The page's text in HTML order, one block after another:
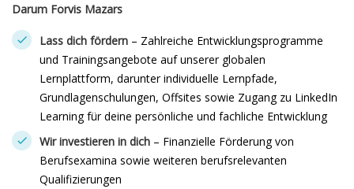
Darum Forvis Mazars
Lass dich fördern – Zahlreiche Entwicklungsprogramme
und Trainingsangebote auf unserer globalen
Lernplattform, darunter individuelle Lernpfade,
Grundlagenschulungen, Offsites sowie Zugang zu LinkedIn
Learning für deine persönliche und fachliche Entwicklung
Wir investieren in dich – Finanzielle Förderung von
Berufsexamina sowie weiteren berufsrelevanten
Qualifizierungen